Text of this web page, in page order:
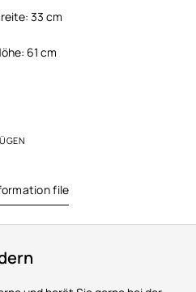
33 cm
61 cm
file